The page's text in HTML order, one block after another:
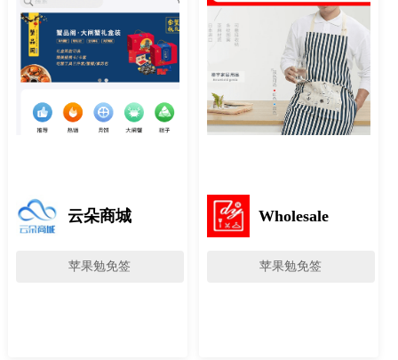
云朵商城
苹果勉免签
Wholesale
苹果勉免签